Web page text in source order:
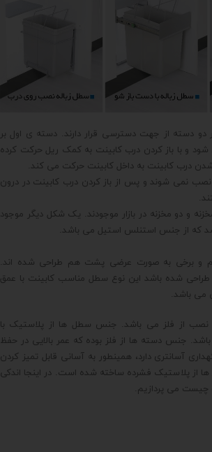
دو دسته از جهت دسترسی قرار دارند. دسته ی اول بر
و با باز کردن درب کابینت به کمک ریل حرکت کرده
درب کابینت به داخل کابینت حرکت می کند.
نمی شوند و پس از باز کردن درب کابینت در درون
و دو مخزنه در بازار موجودند. یک شکل دیگر موجود
که از جنس استنلس استیل می باشد.
و برخی به صورت عرضی پشت هم طراحی شده اند.
طراحی شده باشد این نوع سطل مناسب کابینت با عمق
می باشد.
از فلز می باشد. جنس سطل ها از پلاستیک با
جنس دسته ها از فلز بوده که عمر بالایی در حفظ
آسانتری دارد، همینطور به آسانی قابل تمیز کردن
پلاستیک فشرده ساخته شده است. در اینجا اندکی
می پردازیم.